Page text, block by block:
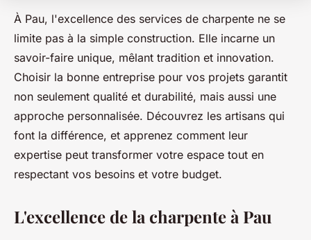
À Pau, l'excellence des services de charpente ne se
limite pas à la simple construction. Elle incarne un
savoir-faire unique, mêlant tradition et innovation.
Choisir la bonne entreprise pour vos projets garantit
non seulement qualité et durabilité, mais aussi une
approche personnalisée. Découvrez les artisans qui
font la différence, et apprenez comment leur
expertise peut transformer votre espace tout en
respectant vos besoins et votre budget.
L'excellence de la charpente à Pau